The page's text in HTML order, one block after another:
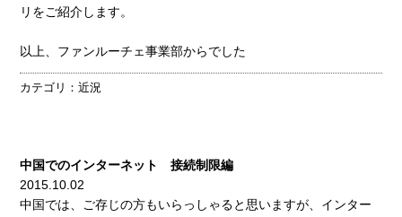
リをご紹介します。
以上、ファンルーチェ事業部からでした
カテゴリ：近況
中国でのインターネット 接続制限編
2015.10.02
中国では、ご存じの方もいらっしゃると思いますが、インター